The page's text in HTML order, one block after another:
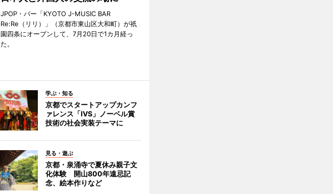
JPOP・バー「KYOTO J-MUSIC BAR
Re:Re（リリ）」（京都市東山区大和町）が祇
園四条にオープンして、7月20日で1カ月経っ
た。
学ぶ・知る
京都でスタートアップカンフ
ァレンス「IVS」ノーベル賞
技術の社会実装テーマに
見る・遊ぶ
京都・泉涌寺で夏休み親子文
化体験 開山800年遠忌記
念、絵本作りなど